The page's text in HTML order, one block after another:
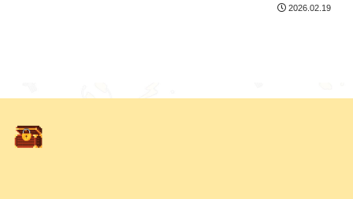
2026.02.19